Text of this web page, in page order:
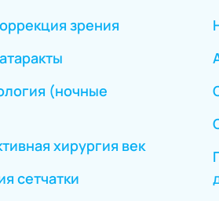
зрения
(ночные
хирургия век
сетчатки